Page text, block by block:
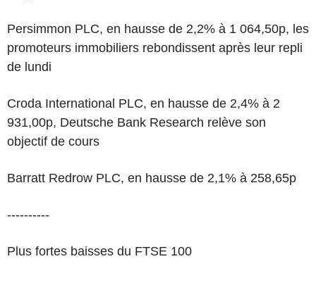
Persimmon PLC, en hausse de 2,2% à 1 064,50p, les
promoteurs immobiliers rebondissent après leur repli
de lundi
Croda International PLC, en hausse de 2,4% à 2
931,00p, Deutsche Bank Research relève son
objectif de cours
Barratt Redrow PLC, en hausse de 2,1% à 258,65p
----------
Plus fortes baisses du FTSE 100